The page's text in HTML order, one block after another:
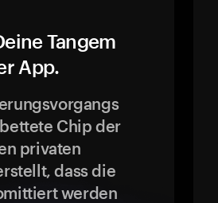
Tangem
App.
Chip der
privaten
dass die
werden